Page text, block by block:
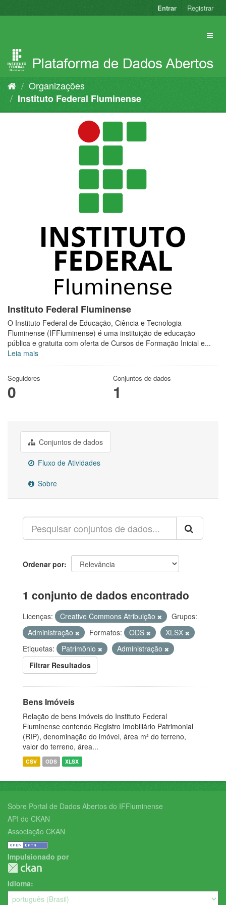
para
Entrar Registrar
Organizações
Instituto Federal Fluminense
Instituto Federal Fluminense
O Instituto Federal de Educação, Ciência e Tecnologia
Fluminense (IFFluminense) é uma instituição de educação
pública e gratuita com oferta de Cursos de Formação Inicial e...
Leia mais
Seguidores
0
Conjuntos de dados
1
Conjuntos de dados
Fluxo de Atividades
Sobre
Ordenar por
1 conjunto de dados encontrado
Licenças: Creative Commons Atribuição
Grupos:
Administração
Formatos: ODS
XLSX
Etiquetas:
Patrimônio
Administração
Filtrar Resultados
Bens Imóveis
Relação de bens imóveis do Instituto Federal
Fluminense contendo Registro Imobiliário Patrimonial
(RIP), denominação do imóvel, área m² do terreno,
valor do terreno, área...
CSV ODS XLSX
Sobre Portal de Dados Abertos do IFFluminense
API do CKAN
Associação CKAN
Impulsionado por
Idioma